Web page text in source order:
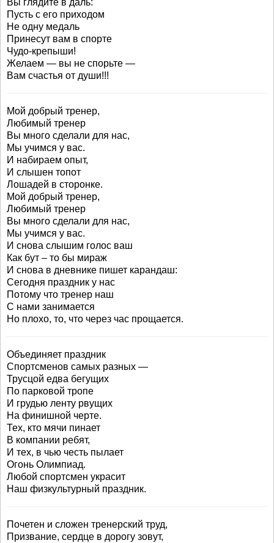
Вы глядите в даль:
Пусть с его приходом
Не одну медаль
Принесут вам в спорте
Чудо-крепыши!
Желаем — вы не спорьте —
Вам счастья от души!!!
Мой добрый тренер,
Любимый тренер
Вы много сделали для нас,
Мы учимся у вас.
И набираем опыт,
И слышен топот
Лошадей в сторонке.
Мой добрый тренер,
Любимый тренер
Вы много сделали для нас,
Мы учимся у вас.
И снова слышим голос ваш
Как бут – то бы мираж
И снова в дневнике пишет карандаш:
Сегодня праздник у нас
Потому что тренер наш
С нами занимается
Но плохо, то, что через час прощается.
Объединяет праздник
Спортсменов самых разных —
Трусцой едва бегущих
По парковой тропе
И грудью ленту рвущих
На финишной черте.
Тех, кто мячи пинает
В компании ребят,
И тех, в чью честь пылает
Огонь Олимпиад.
Любой спортсмен украсит
Наш физкультурный праздник.
Почетен и сложен тренерский труд,
Призвание, сердце в дорогу зовут,